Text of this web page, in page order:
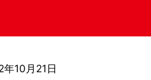
年10月21日